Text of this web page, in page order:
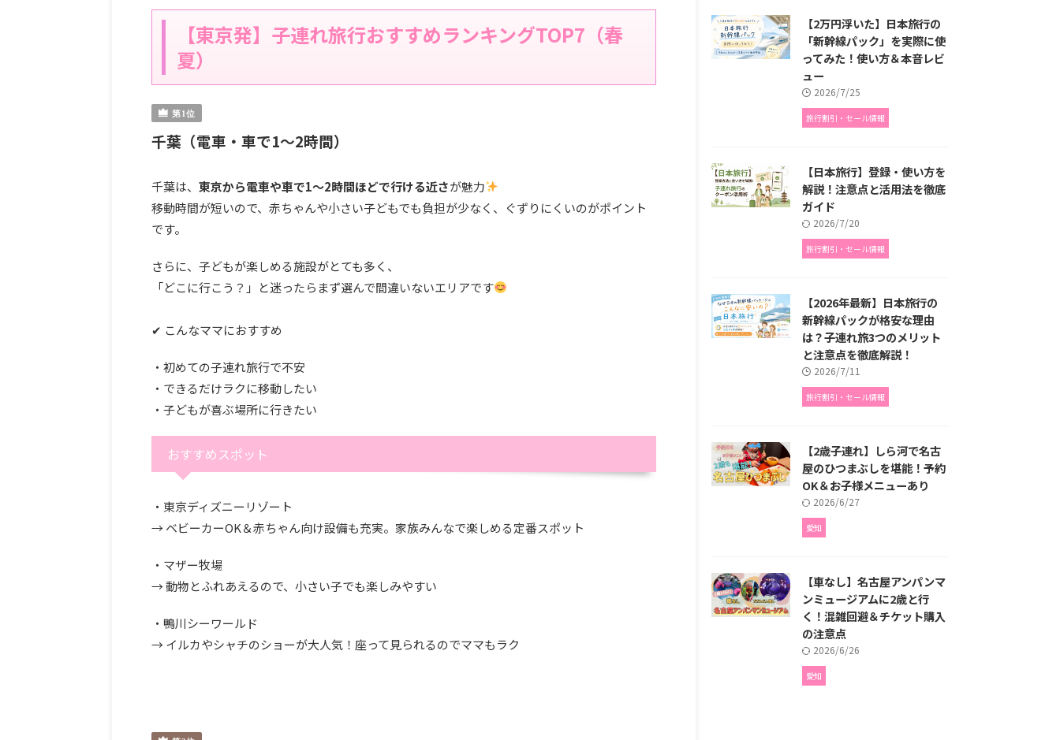
【東京発】子連れ旅行おすすめランキングTOP7（春
夏）
千葉（電車・車で1〜2時間）
千葉は、 東京から電車や車で1〜2時間ほどで行ける近さが魅力
移動時間が短いので、赤ちゃんや小さい子どもでも負担が少なく、ぐずりにくいのがポイント
です。
さらに、子どもが楽しめる施設がとても多く、
「どこに行こう？」と迷ったらまず選んで間違いないエリアです
✔ こんなママにおすすめ
・初めての子連れ旅行で不安
・できるだけラクに移動したい
・子どもが喜ぶ場所に行きたい
おすすめスポット
・東京ディズニーリゾート
→ ベビーカーOK＆赤ちゃん向け設備も充実。家族みんなで楽しめる定番スポット
・マザー牧場
→ 動物とふれあえるので、小さい子でも楽しみやすい
・鴨川シーワールド
→ イルカやシャチのショーが大人気！座って見られるのでママもラク
【2万円浮いた】日本旅行の
「新幹線パック」を実際に使
ってみた！使い方＆本音レビ
ュー
2026/7/25
旅行割引・セール情報
【日本旅行】登録・使い方を
解説！注意点と活用法を徹底
ガイド
2026/7/20
旅行割引・セール情報
【2026年最新】日本旅行の
新幹線パックが格安な理由
は？子連れ旅3つのメリット
と注意点を徹底解説！
2026/7/11
旅行割引・セール情報
【2歳子連れ】しら河で名古
屋のひつまぶしを堪能！予約
OK＆お子様メニューあり
2026/6/27
愛知
【車なし】名古屋アンパンマ
ンミュージアムに2歳と行
く！混雑回避＆チケット購入
の注意点
2026/6/26
愛知